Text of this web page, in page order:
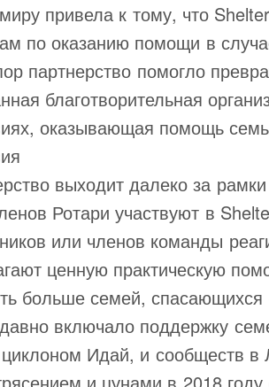
привела к тому, что
по оказанию помощи в
партнерство помогло
благотворительная
оказывающая помощь
выходит далеко за
Ротари участвуют в
или членов команды
ценную практическую
больше семей,
включало поддержку
Идай, и сообществ в